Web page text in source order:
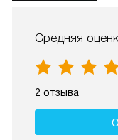
Средняя
2 отзыва